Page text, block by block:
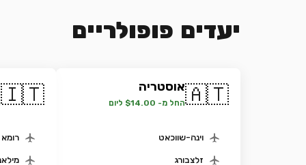
יעדים פופולריים
🇦🇹אוסטריה
החל מ- $14.00 ליום
וינה-שווכאט
זלצבורג
🇮🇹
רומא